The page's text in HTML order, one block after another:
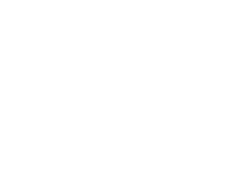
当に観るべき映画シリーズ」大特集！